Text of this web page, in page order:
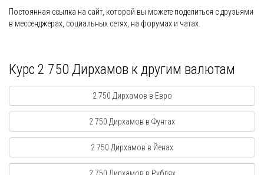
Постоянная ссылка на сайт, которой вы можете поделиться с друзьями
в мессенджерах, социальных сетях, на форумах и чатах.
Курс 2 750 Дирхамов к другим валютам
2 750 Дирхамов в Евро
2 750 Дирхамов в Фунтах
2 750 Дирхамов в Йенах